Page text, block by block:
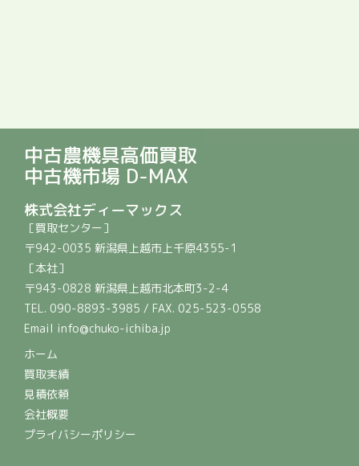
中古農機具高価買取
中古機市場 D-MAX
株式会社ディーマックス
［買取センター］
〒942-0035 新潟県上越市上千原4355-1
［本社］
〒943-0828 新潟県上越市北本町3-2-4
TEL. 090-8893-3985 / FAX. 025-523-0558
Email info@chuko-ichiba.jp
ホーム
買取実績
見積依頼
会社概要
プライバシーポリシー